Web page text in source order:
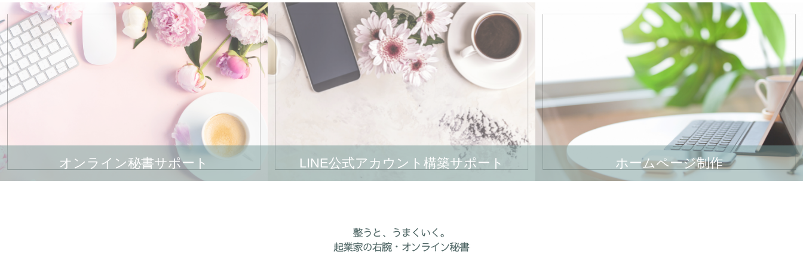
オンライン秘書サポート LINE公式アカウント構築サポート ホームページ制作